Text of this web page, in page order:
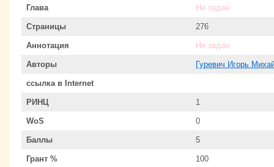
Глава Не задан
Страницы 276
Аннотация Не задан
Авторы Гуревич Игорь
ссылка в Internet
РИНЦ 1
WoS 0
Баллы 5
Грант % 100